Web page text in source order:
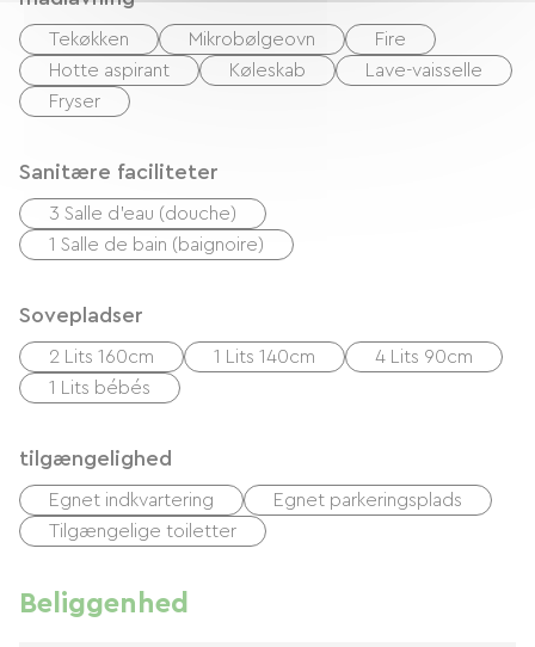
pusleunderlag, højstol, babybadekar, badekåbe
og håndklæder). Der produceres varmt vand via
solenergi (kun for "LA COUR"). Miljøvenligt
rengøringssæt er inkluderet. Rengøringsgebyrer
parkering på ejendommen. Lokale produkter
tilbydes ved ankomst (i højsæsonen). Der er også
en separat, lukket parkeringsplads på
ejendommen.
Tekøkken Mikrobølgeovn
Fire
Hotte aspirant
Køleskab
Lave-vaisselle
Fryser
Sanitære faciliteter
3 Salle d'eau (douche)
1 Salle de bain (baignoire)
Sovepladser
2 Lits 160cm 1 Lits 140cm
4 Lits 90cm
1 Lits bébés
tilgængelighed
Egnet indkvartering
Egnet parkeringsplads
Tilgængelige toiletter
Beliggenhed